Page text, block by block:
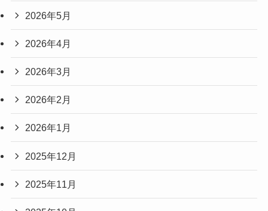
2026年5月
2026年4月
2026年3月
2026年2月
2026年1月
2025年12月
2025年11月